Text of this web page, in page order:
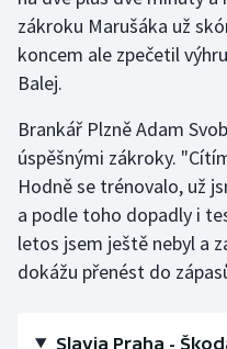
Vodní slalom
Volejbal
Ostatní
zákroku Marušáka už
koncem ale zpečetil
Balej.
Brankář Plzně Adam
úspěšnými zákroky.
Hodně se trénovalo, už
a podle toho dopadly i
letos jsem ještě nebyl a
dokážu přenést do
Slavia Praha -